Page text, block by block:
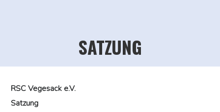
SATZUNG
RSC Vegesack e.V.
Satzung